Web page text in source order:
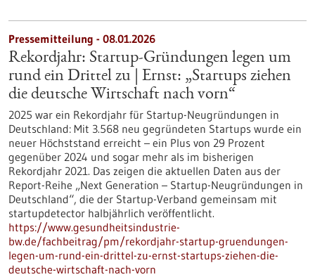
Pressemitteilung - 08.01.2026
Rekordjahr: Startup-Gründungen legen um
rund ein Drittel zu | Ernst: „Startups ziehen
die deutsche Wirtschaft nach vorn“
2025 war ein Rekordjahr für Startup-Neugründungen in
Deutschland: Mit 3.568 neu gegründeten Startups wurde ein
neuer Höchststand erreicht – ein Plus von 29 Prozent
gegenüber 2024 und sogar mehr als im bisherigen
Rekordjahr 2021. Das zeigen die aktuellen Daten aus der
Report-Reihe „Next Generation – Startup-Neugründungen in
Deutschland“, die der Startup-Verband gemeinsam mit
startupdetector halbjährlich veröffentlicht.
https://www.gesundheitsindustrie-
bw.de/fachbeitrag/pm/rekordjahr-startup-gruendungen-
legen-um-rund-ein-drittel-zu-ernst-startups-ziehen-die-
deutsche-wirtschaft-nach-vorn